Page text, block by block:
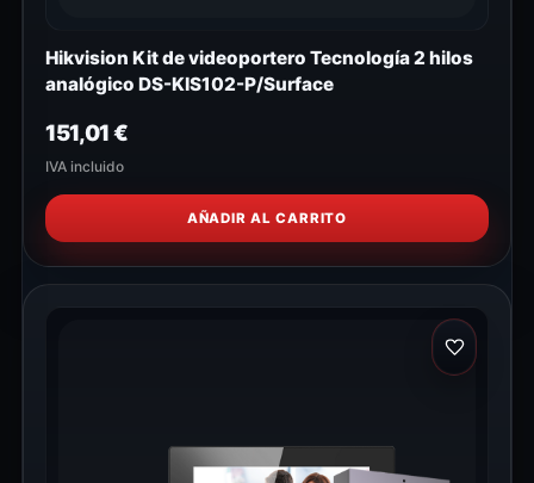
Hikvision Kit de videoportero Tecnología 2 hilos
analógico DS-KIS102-P/Surface
151,01€
IVA incluido
AÑADIR AL CARRITO